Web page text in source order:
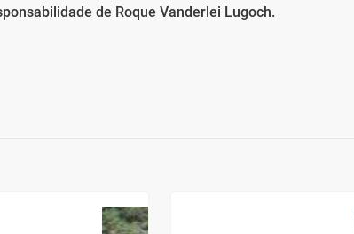
de Roque Vanderlei Lugoch.